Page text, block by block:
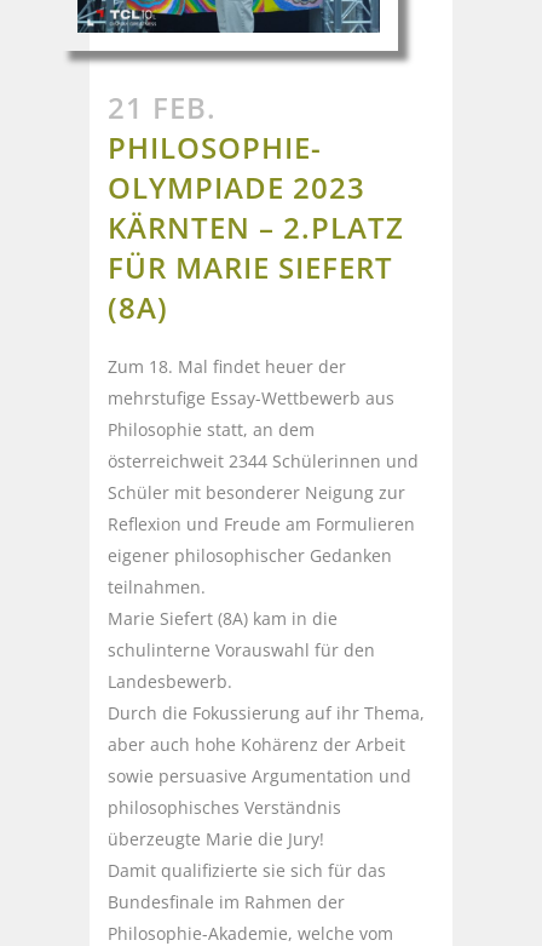
21 FEB.
PHILOSOPHIE-
OLYMPIADE 2023
KÄRNTEN – 2.PLATZ
FÜR MARIE SIEFERT
(8A)
Zum 18. Mal findet heuer der
mehrstufige Essay-Wettbewerb aus
Philosophie statt, an dem
österreichweit 2344 Schülerinnen und
Schüler mit besonderer Neigung zur
Reflexion und Freude am Formulieren
eigener philosophischer Gedanken
teilnahmen.
Marie Siefert (8A) kam in die
schulinterne Vorauswahl für den
Landesbewerb.
Durch die Fokussierung auf ihr Thema,
aber auch hohe Kohärenz der Arbeit
sowie persuasive Argumentation und
philosophisches Verständnis
überzeugte Marie die Jury!
Damit qualifizierte sie sich für das
Bundesfinale im Rahmen der
Philosophie-Akademie, welche vom